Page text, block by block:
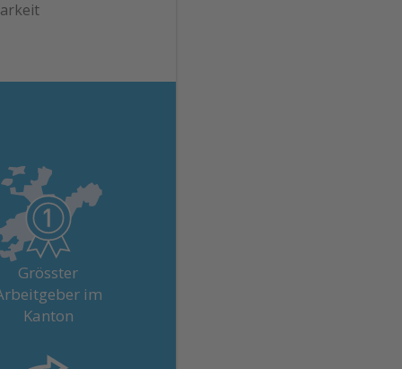
Grösster
im
Kanton
4'500 Menschen aus
verschiedensten
geben ihr Bestes
unsere Patienten.